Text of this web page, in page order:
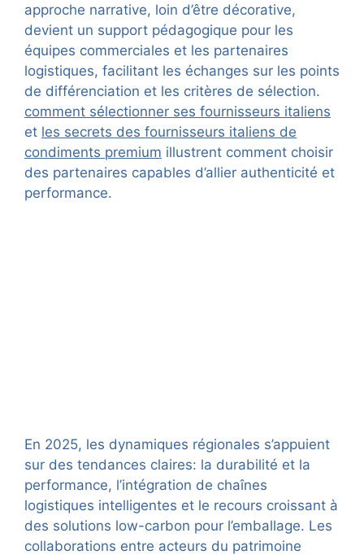
approche narrative, loin d’être décorative,
devient un support pédagogique pour les
équipes commerciales et les partenaires
logistiques, facilitant les échanges sur les points
de différenciation et les critères de sélection.
comment sélectionner ses fournisseurs italiens
et les secrets des fournisseurs italiens de
condiments premium illustrent comment choisir
des partenaires capables d’allier authenticité et
performance.
En 2025, les dynamiques régionales s’appuient
sur des tendances claires: la durabilité et la
performance, l’intégration de chaînes
logistiques intelligentes et le recours croissant à
des solutions low-carbon pour l’emballage. Les
collaborations entre acteurs du patrimoine